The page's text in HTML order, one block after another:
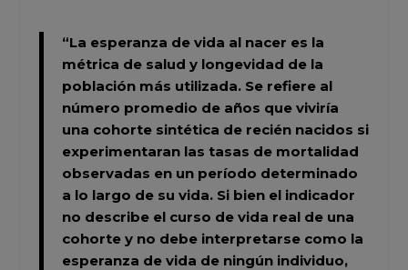
“La esperanza de vida al nacer es la
métrica de salud y longevidad de la
población más utilizada.Se refiere al
número promedio de años que viviría
una cohorte sintética de recién nacidos si
experimentaran las tasas de mortalidad
observadas en un período determinado
a lo largo de su vida. Si bien el indicador
no describe el curso de vida real de una
cohorte y no debe interpretarse como la
esperanza de vida de ningún individuo,